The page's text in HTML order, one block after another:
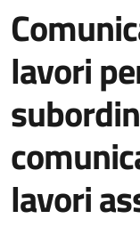
lavori
lavori